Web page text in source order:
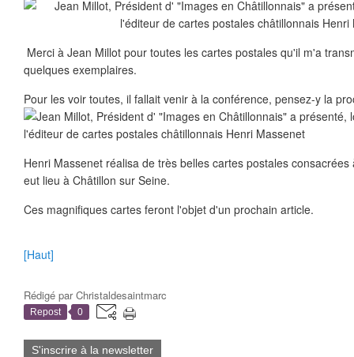
Merci à Jean Millot pour toutes les cartes postales qu'il m'a
quelques exemplaires.
Pour les voir toutes, il fallait venir à la conférence, pensez-y la
Henri Massenet réalisa de très belles cartes postales
eut lieu à Châtillon sur Seine.
Ces magnifiques cartes feront l'objet d'un prochain article.
[Haut]
Rédigé parChristaldesaintmarc
Repost 0
S'inscrire à la newsletter